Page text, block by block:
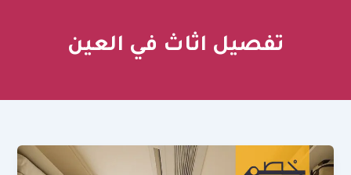
تفصيل اثاث في العين